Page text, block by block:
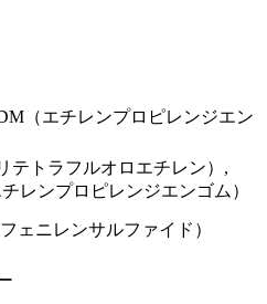
（エチレンプロピレンジエン
テトラフルオロエチレン）,
レンプロピレンジエンゴム）
ェニレンサルファイド）